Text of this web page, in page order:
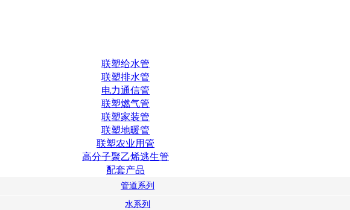
联塑给水管
联塑排水管
电力通信管
联塑燃气管
联塑家装管
联塑地暖管
联塑农业用管
高分子聚乙烯逃生管
配套产品
管道系列
水系列